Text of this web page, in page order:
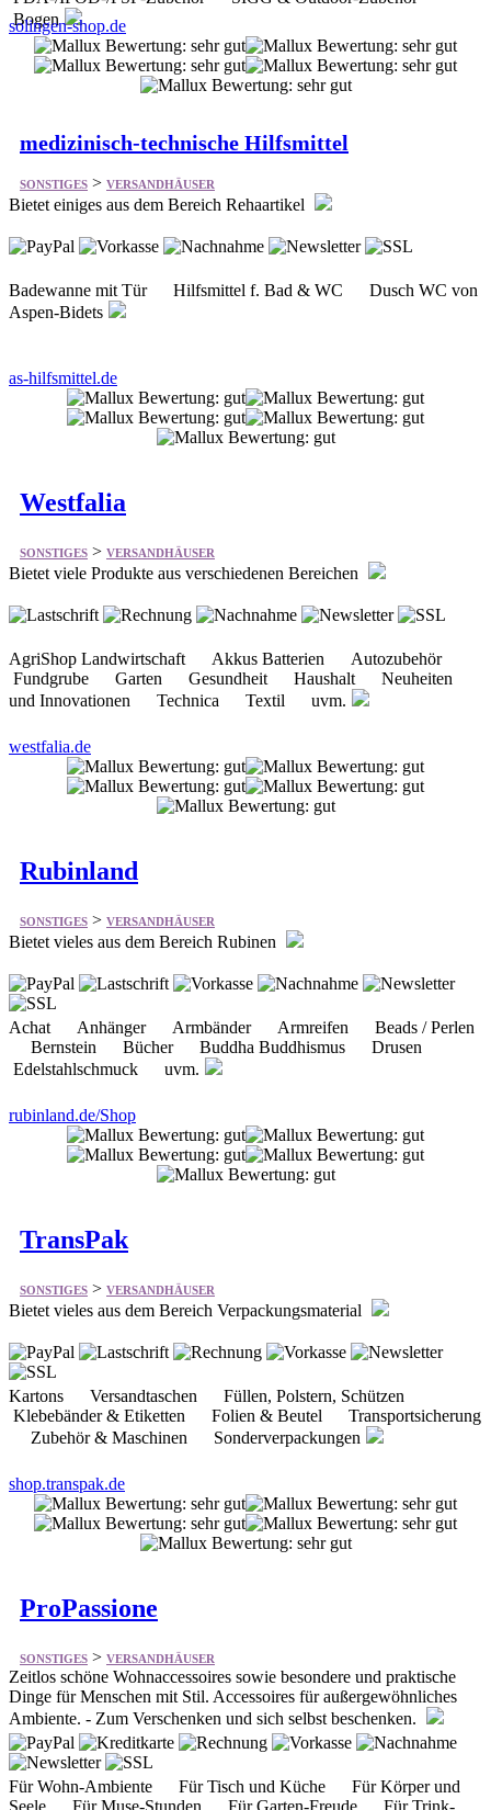
medizinisch-technische Hilfsmittel
Bietet einiges aus dem Bereich Rehaartikel
Badewanne mit Tür Hilfsmittel f. Bad & WC Dusch WC von
Aspen-Bidets
as-hilfsmittel.de
SONSTIGES>VERSANDHÄUSER
Bietet viele Produkte aus verschiedenen Bereichen
AgriShop Landwirtschaft Akkus Batterien Autozubehör
Fundgrube Garten Gesundheit Haushalt Neuheiten
westfalia.de
SONSTIGES>VERSANDHÄUSER
Bietet vieles aus dem Bereich Rubinen
Achat Anhänger Armbänder Armreifen Beads / Perlen
Bernstein Bücher Buddha Buddhismus Drusen
Edelstahlschmuck uvm.
rubinland.de/Shop
SONSTIGES >VERSANDHÄUSER
Bietet vieles aus dem Bereich Verpackungsmaterial
Kartons Versandtaschen Füllen, Polstern, Schützen
Klebebänder & Etiketten Folien & Beutel Transportsicherung
Zubehör & Maschinen Sonderverpackungen
shop.transpak.de
ProPassione
SONSTIGES>VERSANDHÄUSER
Zeitlos schöne Wohnaccessoires sowie besondere und praktische
Ambiente. - Zum Verschenken und sich selbst beschenken.
Für Wohn-Ambiente Für Tisch und Küche Für Körper und
Seele Für Muse-Stunden Für Garten-Freude Für Trink-
Genuss Für Zigarren-Genuss Für Bequemlichkeit uvm.
propassione.com